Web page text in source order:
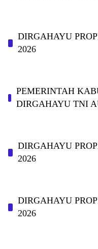
DIRGAHAYU
2026
PEMERINTAH
DIRGAHAYU TNI
DIRGAHAYU
2026
DIRGAHAYU
2026